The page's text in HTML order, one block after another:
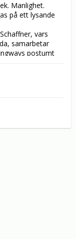
Manlighet.
på ett lysande
vars
samarbetar
postumt
avslutas av